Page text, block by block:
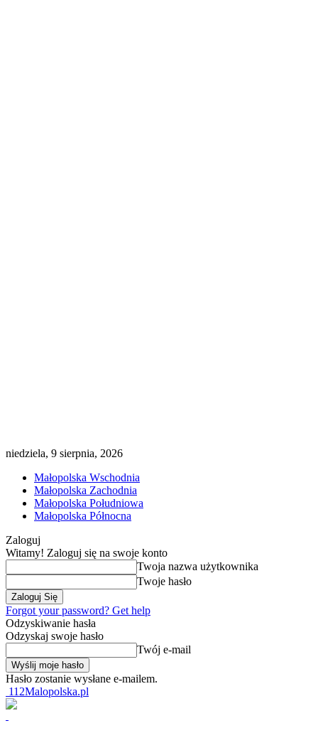
niedziela, 9 sierpnia, 2026
Małopolska Wschodnia
Małopolska Zachodnia
Małopolska Południowa
Małopolska Północna
Zaloguj
Witamy! Zaloguj się na swoje konto
Twoja nazwa użytkownika
Twoje hasło
Forgot your password? Get help
Odzyskiwanie hasła
Odzyskaj swoje hasło
Twój e-mail
Hasło zostanie wysłane e-mailem.
112Malopolska.pl